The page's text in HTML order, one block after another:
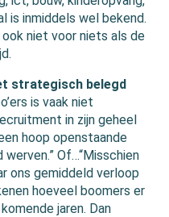
is inmiddels wel bekend.
ook niet voor niets als de
strategisch belegd
is vaak niet
in zijn geheel
hoop openstaande
Of…“Misschien
ons gemiddeld verloop
hoeveel boomers er
jaren. Dan